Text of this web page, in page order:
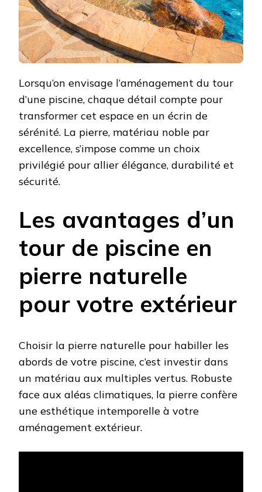
Lorsqu’on envisage l’aménagement du tour
d’une piscine, chaque détail compte pour
transformer cet espace en un écrin de
sérénité. La pierre, matériau noble par
excellence, s’impose comme un choix
privilégié pour allier élégance, durabilité et
sécurité.
Les avantages d’un
tour de piscine en
pierre naturelle
pour votre extérieur
Choisir la pierre naturelle pour habiller les
abords de votre piscine, c’est investir dans
un matériau aux multiples vertus. Robuste
face aux aléas climatiques, la pierre confère
une esthétique intemporelle à votre
aménagement extérieur.